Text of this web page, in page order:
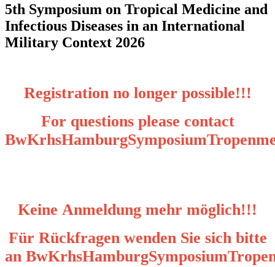
5th Symposium on Tropical Medicine and
Infectious Diseases in an International
Military Context 2026
Registration no longer possible!!!
For questions please contact
Keine Anmeldung mehr möglich!!!
Für Rückfragen wenden Sie sich bitte
an